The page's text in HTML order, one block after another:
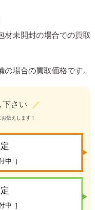
材未開封の場合での買取
場合の買取価格です。
下さい ／
伝えします！
中 ］
中 ］